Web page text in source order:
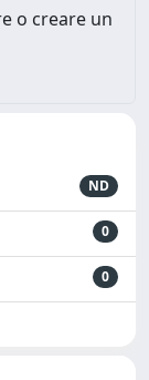
o creare un
ND
0
0